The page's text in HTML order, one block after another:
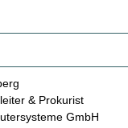
& Prokurist
GmbH